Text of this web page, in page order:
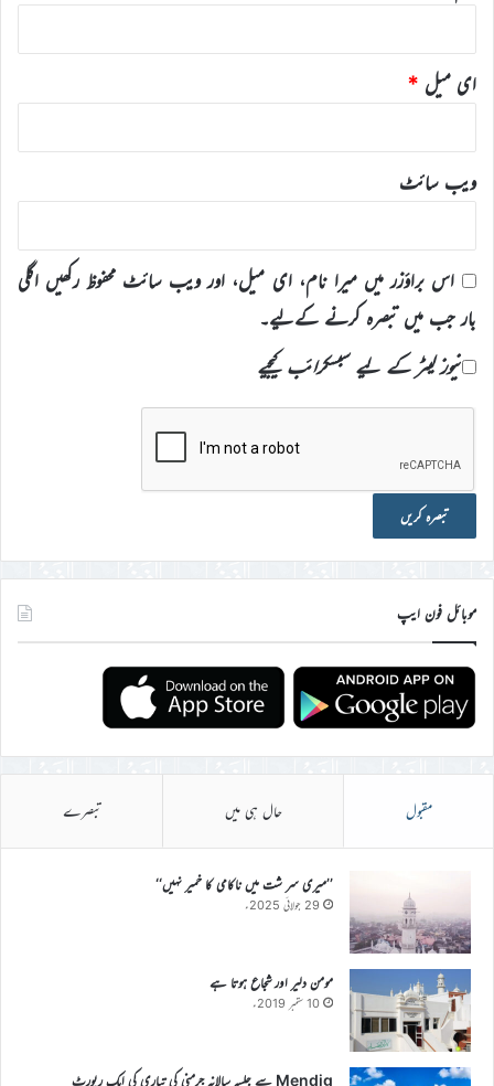
ای میل *
ویب‌ سائٹ
اس براؤزر میں میرا نام، ای میل، اور ویب سائٹ محفوظ رکھیں اگلی
بار جب میں تبصرہ کرنے کےلیے۔
نیوز لیٹر کے لیے سبسکرائب کیجیے
موبائل فون ایپ
مقبول حال ہی میں تبصرے
’’میری سر شت میں ناکامی کا خمیر نہیں‘‘
29 جولائی 2025ء
مومن دلیر اور شجاع ہوتا ہے
10 ستمبر 2019ء
Mendig سے جلسہ سالانہ جرمنی کی تیاری کی ایک رپورٹ